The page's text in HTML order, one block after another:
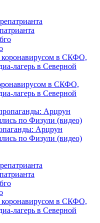
в СКФО,
лагерь в Северной
Арцрун
по Физули (видео)